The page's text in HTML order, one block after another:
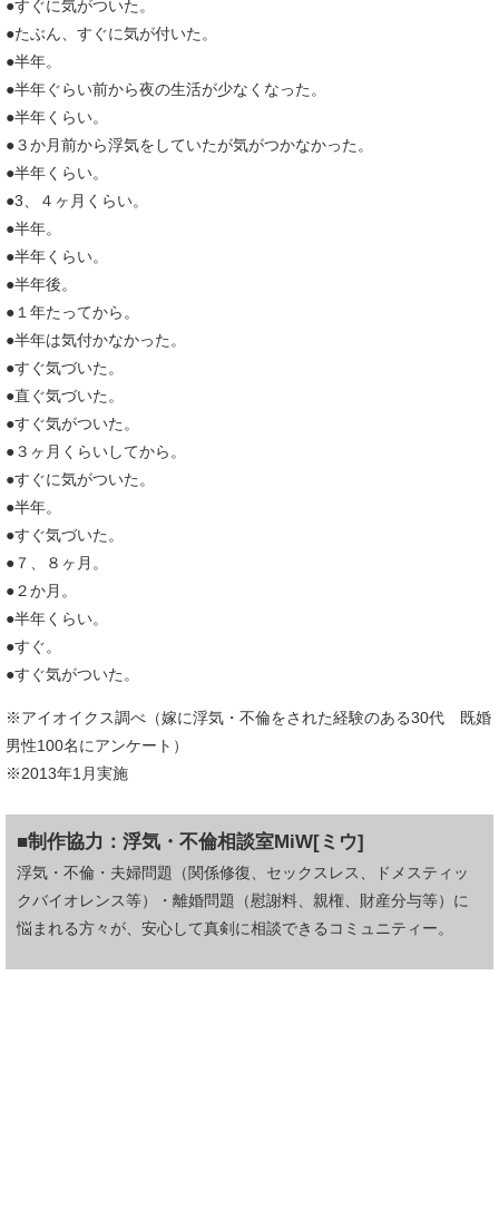
●すぐに気がついた。
●たぶん、すぐに気が付いた。
●半年。
●半年ぐらい前から夜の生活が少なくなった。
●半年くらい。
●３か月前から浮気をしていたが気がつかなかった。
●半年くらい。
●3、４ヶ月くらい。
●半年。
●半年くらい。
●半年後。
●１年たってから。
●半年は気付かなかった。
●すぐ気づいた。
●直ぐ気づいた。
●すぐ気がついた。
●３ヶ月くらいしてから。
●すぐに気がついた。
●半年。
●すぐ気づいた。
●７、８ヶ月。
●２か月。
●半年くらい。
●すぐ。
●すぐ気がついた。
※アイオイクス調べ（嫁に浮気・不倫をされた経験のある30代 既婚
男性100名にアンケート）
※2013年1月実施
■制作協力： 浮気・不倫相談室MiW[ミウ]
浮気・不倫・夫婦問題（関係修復、セックスレス、ドメスティッ
クバイオレンス等）・離婚問題（慰謝料、親権、財産分与等）に
悩まれる方々が、安心して真剣に相談できるコミュニティー。